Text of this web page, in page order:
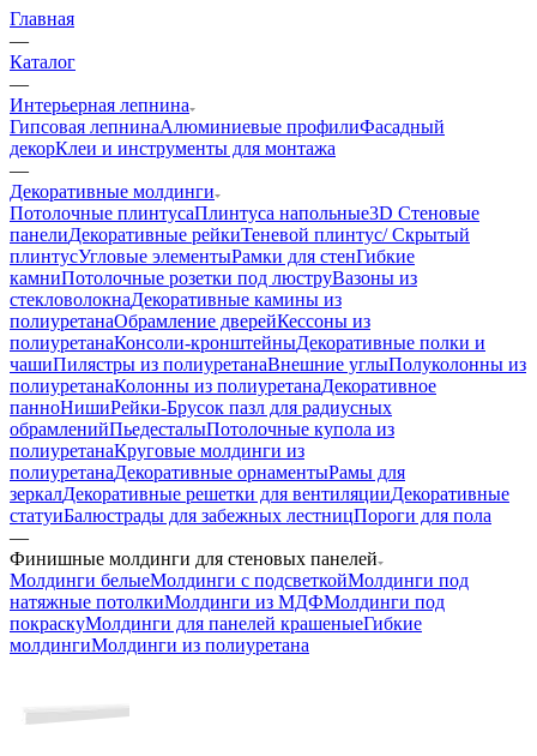
Главная
—
Каталог
—
Интерьерная лепнина
Гипсовая лепнинаАлюминиевые профилиФасадный
декорКлеи и инструменты для монтажа
—
Декоративные молдинги
Потолочные плинтусаПлинтуса напольные3D Стеновые
панелиДекоративные рейкиТеневой плинтус/ Скрытый
плинтусУгловые элементыРамки для стенГибкие
камниПотолочные розетки под люструВазоны из
стекловолокнаДекоративные камины из
полиуретанаОбрамление дверейКессоны из
полиуретанаКонсоли-кронштейныДекоративные полки и
чашиПилястры из полиуретанаВнешние углыПолуколонны из
полиуретанаКолонны из полиуретанаДекоративное
панноНишиРейки-Брусок пазл для радиусных
обрамленийПьедесталыПотолочные купола из
полиуретанаКруговые молдинги из
полиуретанаДекоративные орнаментыРамы для
зеркалДекоративные решетки для вентиляцииДекоративные
статуиБалюстрады для забежных лестницПороги для пола
—
Финишные молдинги для стеновых панелей
Молдинги белыеМолдинги с подсветкойМолдинги под
натяжные потолкиМолдинги из МДФМолдинги под
покраскуМолдинги для панелей крашеныеГибкие
молдингиМолдинги из полиуретана